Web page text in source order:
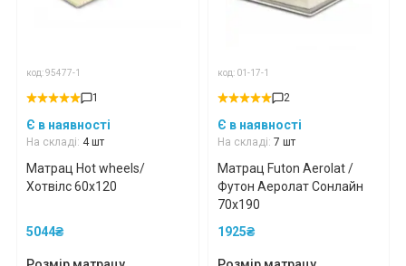
код: 95477-1
1
Є в наявності
На складі: 4 шт
Матрац Hot wheels/
Хотвілс 60x120
5044₴
код: 01-17-1
2
Є в наявності
На складі: 7 шт
Матрац Futon Aerolat /
Футон Аеролат Сонлайн
70x190
1925₴